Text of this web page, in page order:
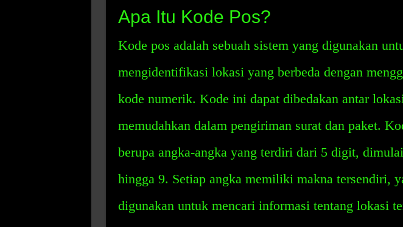
Apa Itu Kode Pos?
Kode pos adalah sebuah sistem yang digunakan
mengidentifikasi lokasi yang berbeda dengan
kode numerik. Kode ini dapat dibedakan antar
memudahkan dalam pengiriman surat dan paket.
berupa angka-angka yang terdiri dari 5 digit,
hingga 9. Setiap angka memiliki makna tersendiri,
digunakan untuk mencari informasi tentang lokasi